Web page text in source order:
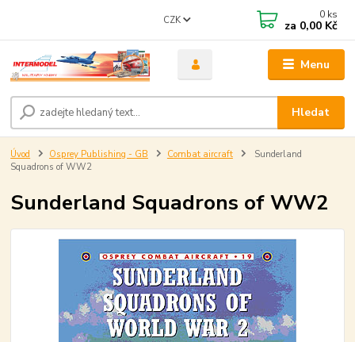
Menu
CZK
Hledat
0 ks
za 0,00 Kč
Úvod Osprey Publishing - GB Combat aircraft
Sunderland
Squadrons of WW2
Sunderland Squadrons of WW2